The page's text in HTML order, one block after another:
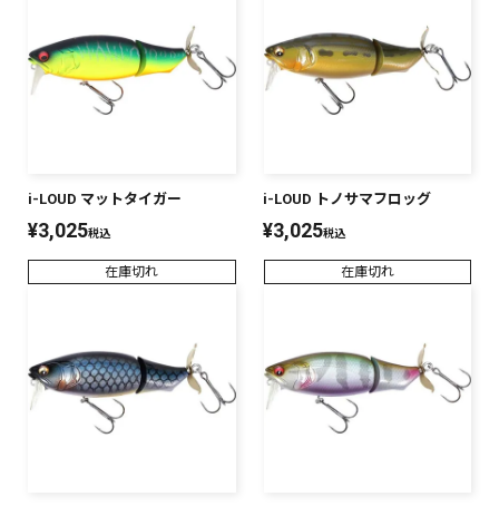
i-LOUD マットタイガー
¥3,025税込
在庫切れ
i-LOUD トノサマフロッグ
¥3,025税込
在庫切れ